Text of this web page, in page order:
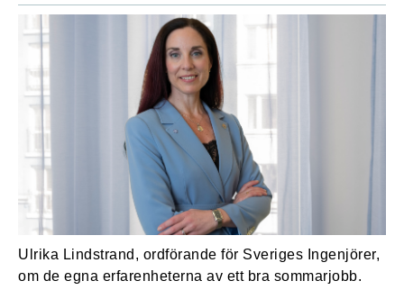
Ulrika Lindstrand, ordförande för Sveriges Ingenjörer,
om de egna erfarenheterna av ett bra sommarjobb.